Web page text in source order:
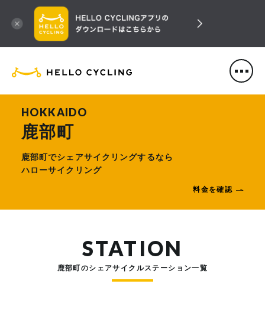
HELLO CYCLING（ハローサ
HOKKAIDO
鹿部町
鹿部町でシェアサイクリングするなら
ハローサイクリング
料金を確認
STATION
鹿部町のシェアサイクルステーション一覧